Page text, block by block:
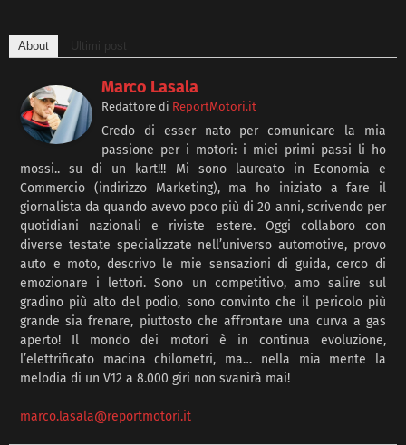
About Ultimi post
Marco Lasala
Redattore di ReportMotori.it
Credo di esser nato per comunicare la mia
passione per i motori: i miei primi passi li ho
mossi.. su di un kart!!! Mi sono laureato in Economia e
Commercio (indirizzo Marketing), ma ho iniziato a fare il
giornalista da quando avevo poco più di 20 anni, scrivendo per
quotidiani nazionali e riviste estere. Oggi collaboro con
diverse testate specializzate nell’universo automotive, provo
auto e moto, descrivo le mie sensazioni di guida, cerco di
emozionare i lettori. Sono un competitivo, amo salire sul
gradino più alto del podio, sono convinto che il pericolo più
grande sia frenare, piuttosto che affrontare una curva a gas
aperto! Il mondo dei motori è in continua evoluzione,
l’elettrificato macina chilometri, ma… nella mia mente la
melodia di un V12 a 8.000 giri non svanirà mai!
marco.lasala@reportmotori.it